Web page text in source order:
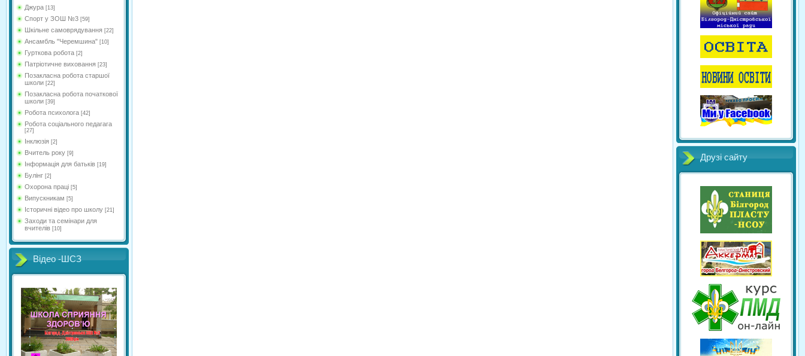
Джура [13]
Спорт у ЗОШ №3 [59]
Шкільне самоврядування [22]
Ансамбль "Черемшина" [10]
Гурткова робота [2]
Патріотичне виховання [23]
Позакласна робота старшої
школи [22]
Позакласна робота початкової
школи [39]
Робота психолога [42]
Робота соціального педагага
[27]
Інклюзія [2]
Вчитель року [9]
Інформація для батьків [19]
Булінг [2]
Охорона праці [5]
Випускникам [5]
Історичні відео про школу [21]
Заходи та семінари для
вчителів [10]
Відео -ШСЗ
Друзі сайту